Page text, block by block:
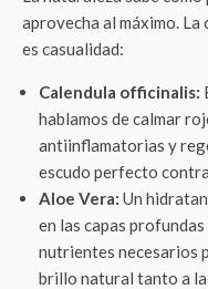
aprovecha al máximo.
es casualidad:
Calendula officinalis:
hablamos de calmar
antiinflamatorias y
escudo perfecto
Aloe Vera: Un
en las capas
nutrientes necesarios
brillo natural tanto a